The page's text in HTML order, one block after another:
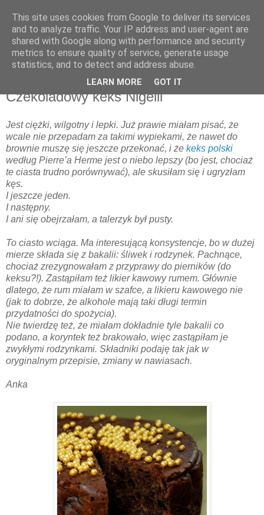
niedziela, 5 grudnia 2010
Czekoladowy keks Nigelli
Jest ciężki, wilgotny i lepki. Już prawie miałam pisać, że
wcale nie przepadam za takimi wypiekami, że nawet do
brownie muszę się jeszcze przekonać, i że keks polski
według Pierre’a Herme jest o niebo lepszy (bo jest, chociaż
te ciasta trudno porównywać), ale skusiłam się i ugryzłam
kęs.
I jeszcze jeden.
I następny.
I ani się obejrzałam, a talerzyk był pusty.
To ciasto wciąga. Ma interesującą konsystencje, bo w dużej
mierze składa się z bakalii: śliwek i rodzynek. Pachnące,
chociaż zrezygnowałam z przyprawy do pierników (do
keksu?!). Zastąpiłam też likier kawowy rumem. Głównie
dlatego, że rum miałam w szafce, a likieru kawowego nie
(jak to dobrze, że alkohole mają taki długi termin
przydatności do spożycia).
Nie twierdzę też, że miałam dokładnie tyle bakalii co
podano, a koryntek też brakowało, więc zastąpiłam je
zwykłymi rodzynkami. Składniki podaję tak jak w
oryginalnym przepisie, zmiany w nawiasach.
Anka
This site uses cookies from Google to deliver its services
and to analyze traffic. Your IP address and user-agent are
shared with Google along with performance and security
metrics to ensure quality of service, generate usage
statistics, and to detect and address abuse.
LEARN MORE GOT IT